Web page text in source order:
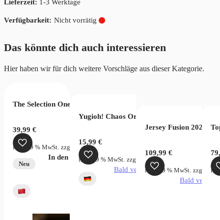
Lieferzeit: 1-3 Werktage
Nicht vorrätig
Das könnte dich auch interessieren
Hier haben wir für dich weitere Vorschläge aus dieser Kategorie.
und Schild Blue Sky Stream
The Selection One Piece Wanted Bag
39,99€
inkl. 19 % MwSt. zzgl. Versandkosten
In den Warenkorb
Neu
Yugioh! Chaos Origins 3 Booster Pack
15,99€
inkl. 19 % MwSt. zzgl. Versandkosten
Bald verfügbar
Jersey Fusion 2025
109,99 €
inkl. 19 % MwSt. zzgl.
Bald